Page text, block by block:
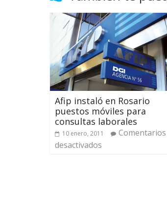
Afip instaló en Rosario
puestos móviles para
consultas laborales
10 enero, 2011
Comentarios
desactivados